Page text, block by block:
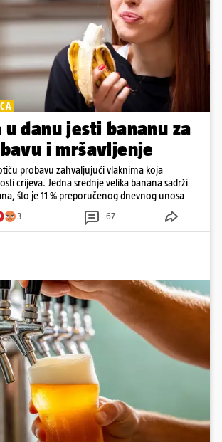
u danu jesti bananu za
i mršavljenje
probavu zahvaljujući vlaknima koja
crijeva. Jedna srednje velika banana sadrži
što je 11 % preporučenog dnevnog unosa
3 67